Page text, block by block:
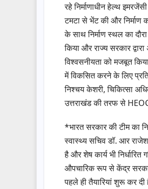
रहे निर्माणाधीन हेल्थ
टमटा से भेंट की और निर्माण
के साथ निर्माण स्थल का
किया और राज्य सरकार
विश्वसनीयता को मजबूत
में विकसित करने के लिए
निश्चय केशरी, चिकित्सा
उत्तराखंड की तरफ से
*भारत सरकार की टीम का
स्वास्थ्य सचिव डॉ. आर
है और शेष कार्य भी
औपचारिक रूप से केंद्र
पहले ही तैयारियां शुरू कर